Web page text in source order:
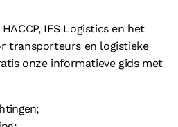
IFS Logistics en het
transporteurs en logistieke
onze informatieve gids met